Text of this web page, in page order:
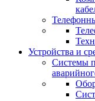
Устройства и
Системы